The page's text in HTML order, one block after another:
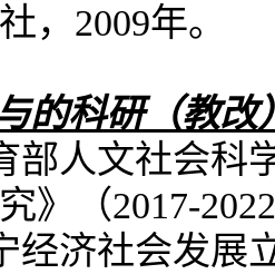
， 2009年。
的科研（教改
部人文社会科
》（2017-2022
经济社会发展